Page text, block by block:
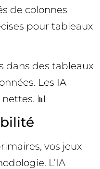
de colonnes
pour tableaux
dans des tableaux
Les IA
📊
vos jeux
L’IA